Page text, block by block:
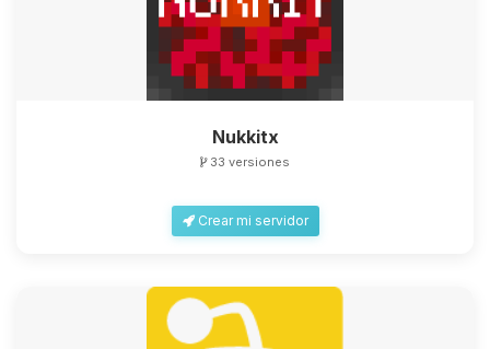
Nukkitx
33 versiones
Crear mi servidor